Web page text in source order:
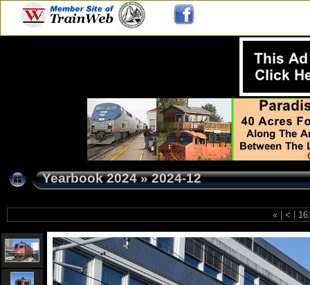
Yearbook 2024»2024-12
« <